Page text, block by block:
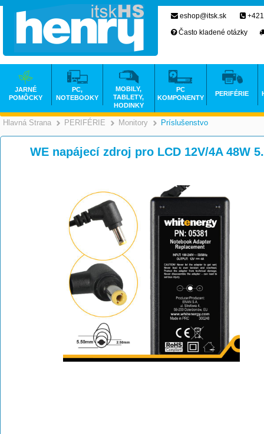
Hlavná Strana >
PERIFÉRIE >
Monitory >
Príslušenstvo
WE napájecí zdroj pro LCD 12V/4A 48W
eshop@itsk.sk
Často kladené otázky
JARNÉ
POMÔCKY
PC,
NOTEBOOKY
MOBILY,
TABLETY,
HODINKY
PC
KOMPONENTY
PERIFÉRIE